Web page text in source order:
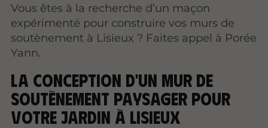
Vous êtes à la recherche d’un maçon
expérimenté pour construire vos murs de
soutènement à Lisieux ? Faites appel à Porée
Yann.
La conception d'un mur de
soutènement paysager pour
votre jardin à Lisieux